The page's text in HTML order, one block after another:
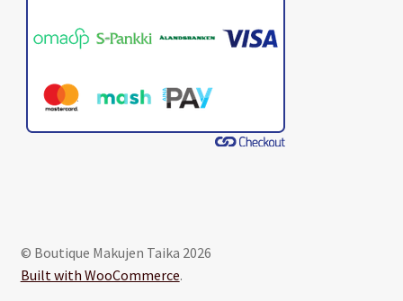
© Boutique Makujen Taika 2026
Built with WooCommerce.